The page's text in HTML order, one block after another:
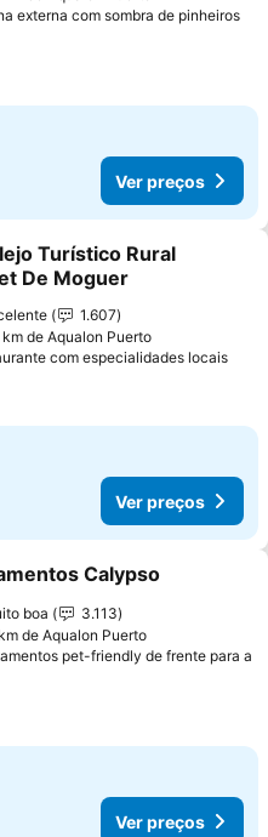
externa com sombra de pinheiros
Ver preços
aos favoritos
Turístico Rural
De Moguer
1.607
km de Aqualon Puerto
com especialidades locais
Ver preços
aos favoritos
Calypso
boa
3.113
de Aqualon Puerto
pet-friendly de frente para a
Ver preços